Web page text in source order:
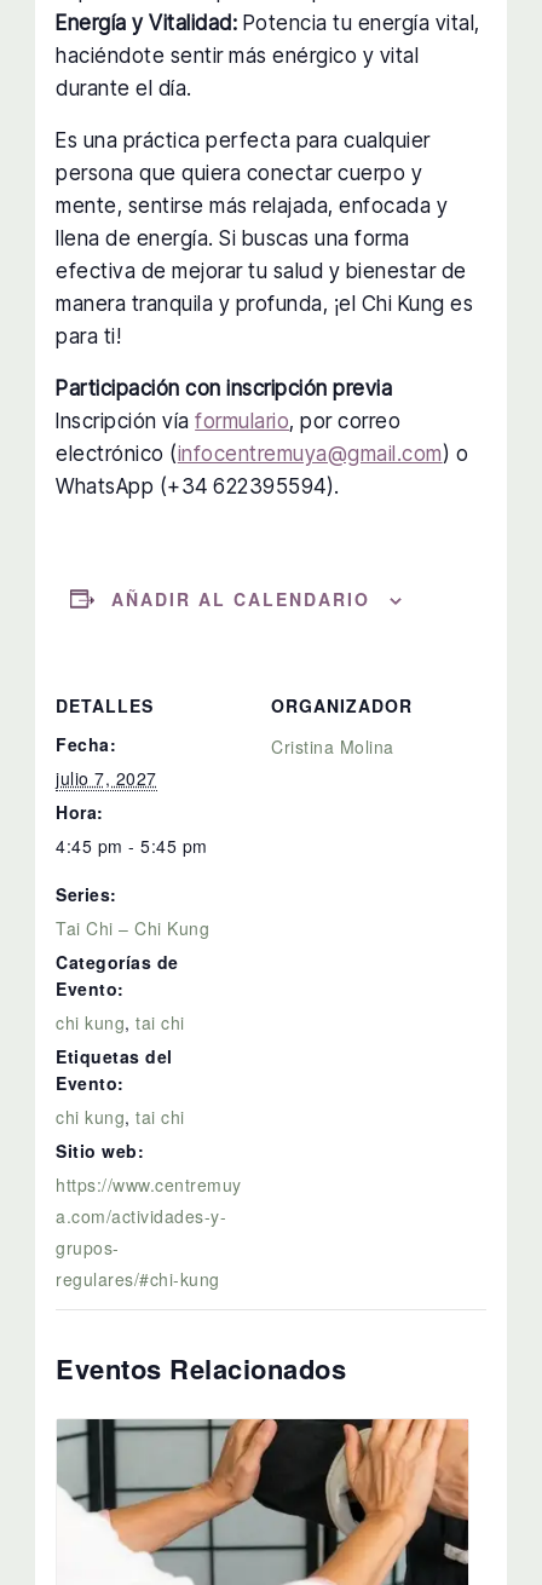
Energía y Vitalidad: Potencia tu energía vital,
haciéndote sentir más enérgico y vital
durante el día.
Es una práctica perfecta para cualquier
persona que quiera conectar cuerpo y
mente, sentirse más relajada, enfocada y
llena de energía. Si buscas una forma
efectiva de mejorar tu salud y bienestar de
manera tranquila y profunda, ¡el Chi Kung es
para ti!
Participación con inscripción previa
Inscripción víaformulario, por correo
electrónico (infocentremuya@gmail.com) o
WhatsApp (+34 622395594).
AÑADIR AL CALENDARIO
DETALLES
Fecha:
julio 7, 2027
Hora:
4:45 pm - 5:45 pm
Series:
Tai Chi – Chi Kung
Categorías de
Evento:
chi kung,tai chi
Etiquetas del
Evento:
chi kung,tai chi
Sitio web:
https://www.centremuy
a.com/actividades-y-
grupos-
regulares/#chi-kung
ORGANIZADOR
Cristina Molina
Eventos Relacionados